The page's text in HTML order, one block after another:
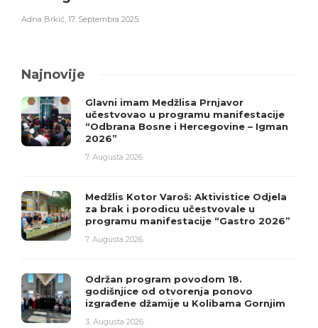
Adna Brkić, 17. Septembra 2025.
Najnovije
Glavni imam Medžlisa Prnjavor
učestvovao u programu manifestacije
“Odbrana Bosne i Hercegovine – Igman
2026”
7. Augusta 2026.
Medžlis Kotor Varoš: Aktivistice Odjela
za brak i porodicu učestvovale u
programu manifestacije “Gastro 2026”
7. Augusta 2026.
Održan program povodom 18.
godišnjice od otvorenja ponovo
izgrađene džamije u Kolibama Gornjim
3. Augusta 2026.